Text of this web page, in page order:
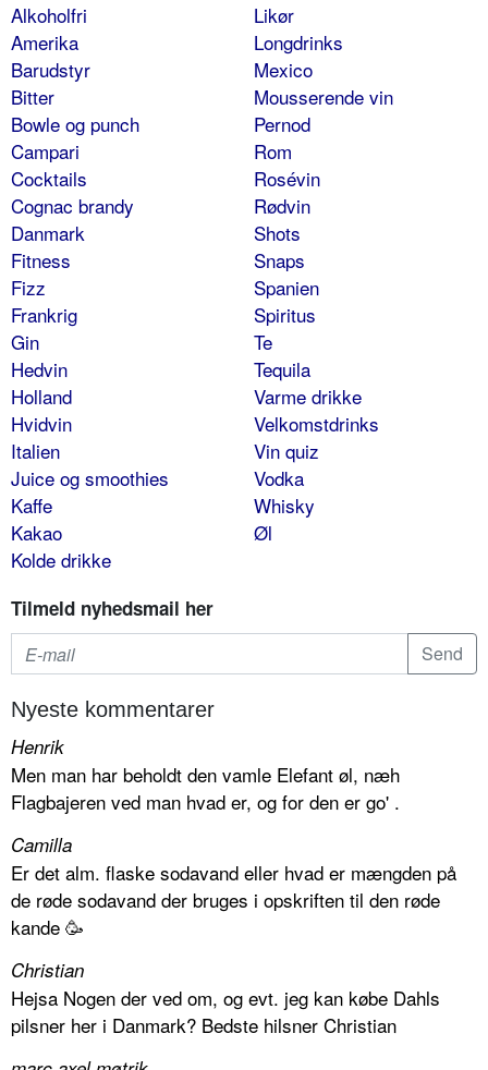
Alkoholfri
Amerika
Barudstyr
Bitter
Bowle og punch
Campari
Cocktails
Cognac brandy
Danmark
Fitness
Fizz
Frankrig
Gin
Hedvin
Holland
Hvidvin
Italien
Juice og smoothies
Kaffe
Kakao
Kolde drikke
Likør
Longdrinks
Mexico
Mousserende vin
Pernod
Rom
Rosévin
Rødvin
Shots
Snaps
Spanien
Spiritus
Te
Tequila
Varme drikke
Velkomstdrinks
Vin quiz
Vodka
Whisky
Øl
Tilmeld nyhedsmail her
Nyeste kommentarer
Henrik
Men man har beholdt den vamle Elefant øl, næh
Flagbajeren ved man hvad er, og for den er go' .
Camilla
Er det alm. flaske sodavand eller hvad er mængden på
de røde sodavand der bruges i opskriften til den røde
kande 🥳
Christian
Hejsa Nogen der ved om, og evt. jeg kan købe Dahls
pilsner her i Danmark? Bedste hilsner Christian